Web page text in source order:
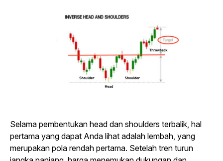
Selama pembentukan head dan shoulders terbalik, hal
pertama yang dapat Anda lihat adalah lembah, yang
merupakan pola rendah pertama. Setelah tren turun